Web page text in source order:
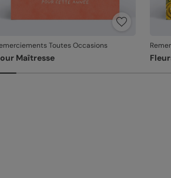
Toutes Occasions
Maîtresse